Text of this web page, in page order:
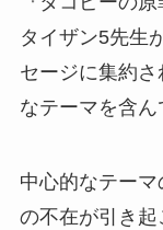
タイザン5先生
セージに集約
なテーマを含ん
中心的なテー
の不在が引き起